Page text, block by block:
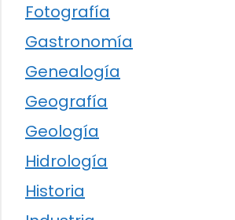
Fotografía
Gastronomía
Genealogía
Geografía
Geología
Hidrología
Historia